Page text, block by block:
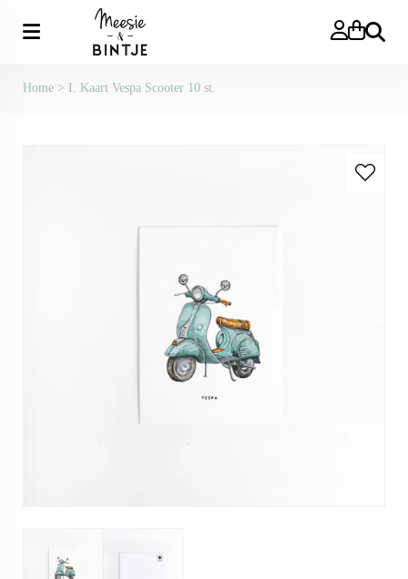
Zoeken
Home > I. Kaart Vespa Scooter 10 st.